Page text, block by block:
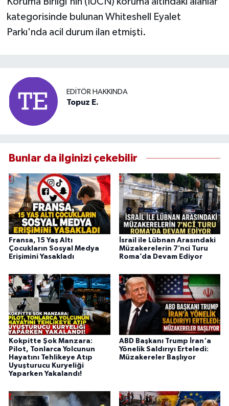
kategorisinde bulunan Whiteshell Eyalet
Parkı'nda acil durum ilan etmişti.
EDITÖR HAKKINDA
Topuz E.
Bunlar da ilginizi çekebilir
Fransa, 15 Yaş Altı
Çocukların Sosyal Medya
Erişimini Yasakladı
İsrail ile Lübnan Arasındaki
Müzakerelerin 7’nci Turu
Roma’da Devam Ediyor
Kokpitte Şok Manzara:
Pilot, Tonlarca Yolcunun
Hayatını Tehlikeye Atıp
Uyuşturucu Kuryeliği
Yaparken Yakalandı!
ABD Başkanı Trump İran'a
Yönelik Saldırıyı Erteledi:
Müzakereler Başlıyor